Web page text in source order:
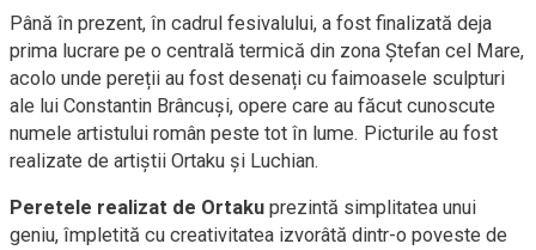
Până în prezent, în cadrul fesivalului, a fost finalizată deja
prima lucrare pe o centrală termică din zona Ștefan cel Mare,
acolo unde pereții au fost desenați cu faimoasele sculpturi
ale lui Constantin Brâncuși, opere care au făcut cunoscute
numele artistului român peste tot în lume. Picturile au fost
realizate de artiștii Ortaku și Luchian.
Peretele realizat de Ortaku prezintă simplitatea unui
geniu, împletită cu creativitatea izvorâtă dintr-o poveste de